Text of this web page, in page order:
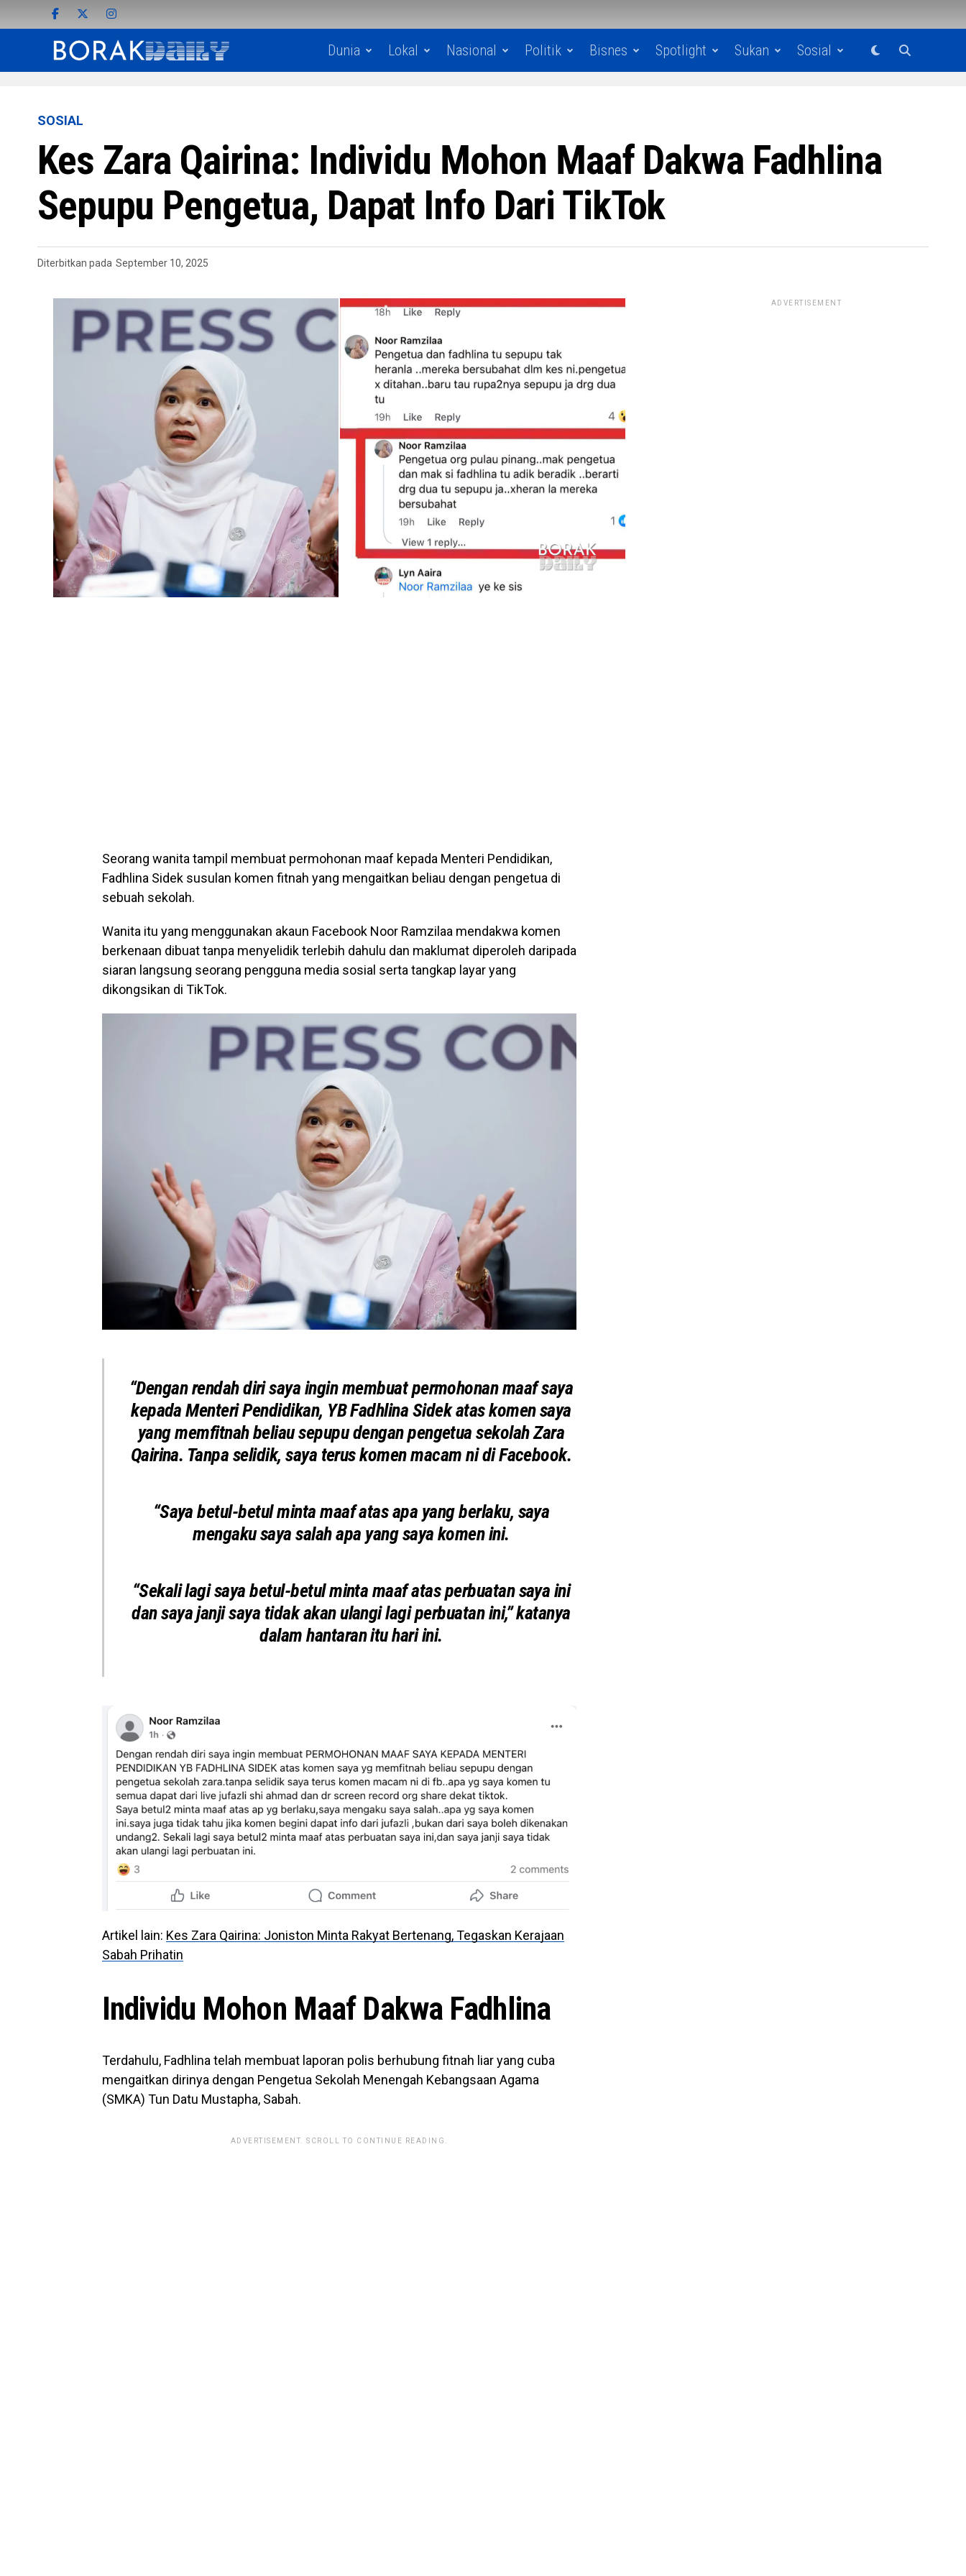
Dunia Lokal Nasional Politik Bisnes Spotlight Sukan Sosial
SOSIAL
Kes Zara Qairina: Individu Mohon Maaf Dakwa Fadhlina
Sepupu Pengetua, Dapat Info Dari TikTok
Diterbitkan pada September 10, 2025
Seorang wanita tampil membuat permohonan maaf kepada Menteri Pendidikan,
Fadhlina Sidek susulan komen fitnah yang mengaitkan beliau dengan pengetua di
sebuah sekolah.
Wanita itu yang menggunakan akaun Facebook Noor Ramzilaa mendakwa komen
berkenaan dibuat tanpa menyelidik terlebih dahulu dan maklumat diperoleh daripada
siaran langsung seorang pengguna media sosial serta tangkap layar yang
dikongsikan di TikTok.
“Dengan rendah diri saya ingin membuat permohonan maaf saya
kepada Menteri Pendidikan, YB Fadhlina Sidek atas komen saya
yang memfitnah beliau sepupu dengan pengetua sekolah Zara
Qairina. Tanpa selidik, saya terus komen macam ni di Facebook.
“Saya betul-betul minta maaf atas apa yang berlaku, saya
mengaku saya salah apa yang saya komen ini.
“Sekali lagi saya betul-betul minta maaf atas perbuatan saya ini
dan saya janji saya tidak akan ulangi lagi perbuatan ini,” katanya
dalam hantaran itu hari ini.
Artikel lain: Kes Zara Qairina: Joniston Minta Rakyat Bertenang, Tegaskan Kerajaan
Sabah Prihatin
Individu Mohon Maaf Dakwa Fadhlina
Terdahulu, Fadhlina telah membuat laporan polis berhubung fitnah liar yang cuba
mengaitkan dirinya dengan Pengetua Sekolah Menengah Kebangsaan Agama
(SMKA) Tun Datu Mustapha, Sabah.
ADVERTISEMENT. SCROLL TO CONTINUE READING.
ADVERTISEMENT